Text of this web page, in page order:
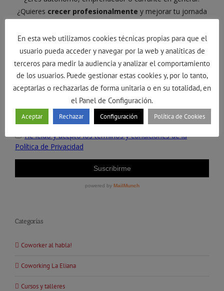
Categorías
Coworker al habla!
Coworking La Eliana
Cursos y talleres
En esta web utilizamos cookies técnicas propias para que el
usuario pueda acceder y navegar por la web y analíticas de
terceros para medir la audiencia y analizar el comportamiento
de los usuarios. Puede gestionar estas cookies y, por lo tanto,
aceptarlas o rechazarlas de forma unitaria o en su totalidad, en
el Panel de Configuración.
Aceptar Rechazar Configuración Política de Cookies